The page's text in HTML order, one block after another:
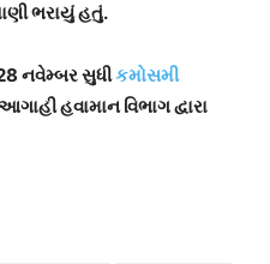
ભરાયું હતું.
નવેમ્બર સુધીકમોસમી
હવામાન વિભાગ દ્વારા